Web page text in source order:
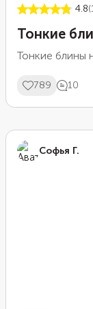
4.8
Тонкие
Тонкие блины
789 10
Софья Г.